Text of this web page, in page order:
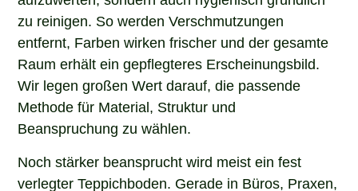
zu reinigen. So werden Verschmutzungen
entfernt, Farben wirken frischer und der gesamte
Raum erhält ein gepflegteres Erscheinungsbild.
Wir legen großen Wert darauf, die passende
Methode für Material, Struktur und
Beanspruchung zu wählen.
Noch stärker beansprucht wird meist ein fest
verlegter Teppichboden. Gerade in Büros, Praxen,